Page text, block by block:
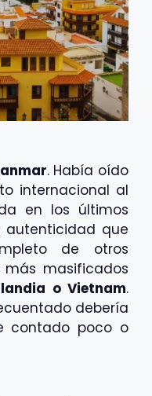
. Había oído
internacional al
en los últimos
autenticidad que
de otros
masificados
o Vietnam.
debería
contado poco o